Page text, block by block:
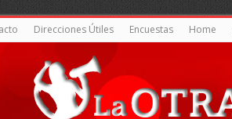
Direcciones Útiles Encuestas Home